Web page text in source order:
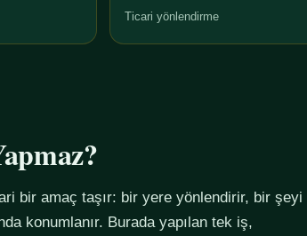
Ticari yönlendirme
bir amaç taşır: bir yere yönlendirir, bir şeyi
konumlanır. Burada yapılan tek iş,